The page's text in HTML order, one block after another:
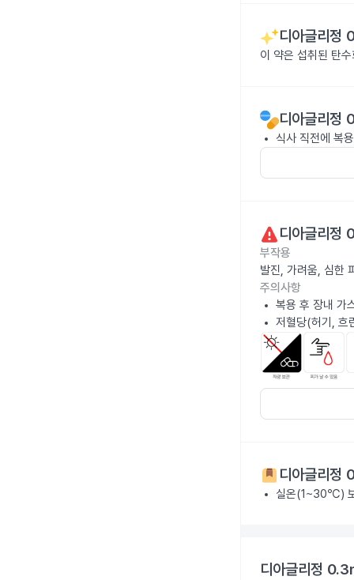
디아글리정
이 약은 섭취된 탄
디아글리정
식사 직전에 복
디아글리정
부작용
발진, 가려움, 심한
주의사항
복용 후 장내 가
저혈당(허기, 흐
디아글리정
실온(1~30℃)
디아글리정